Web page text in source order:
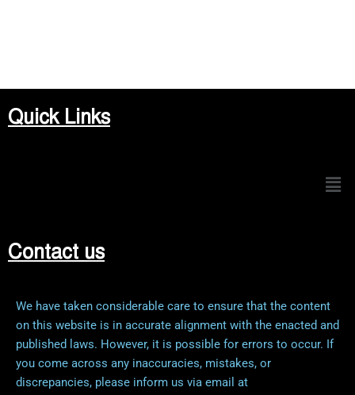
Quick Links
Contact us
We have taken considerable care to ensure that the content
on this website is in accurate alignment with the enacted and
published laws. However, it is possible for errors to occur. If
you come across any inaccuracies, mistakes, or
discrepancies, please inform us via email at